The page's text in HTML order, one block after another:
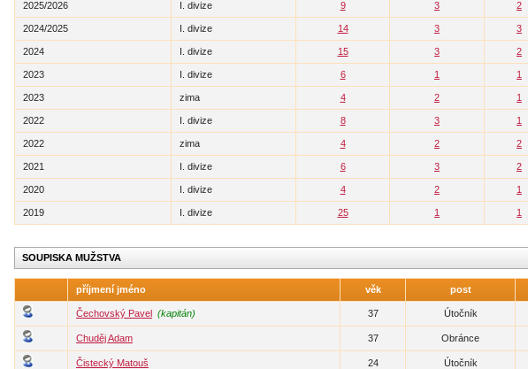
2025/2026 I. divize 9 3 2
2024/2025 I. divize 14 3 3
2024 I. divize 15 3 2
2023 I. divize 6 1 1
2023 zima 4 2 1
2022 I. divize 8 3 1
2022 zima 4 2 2
2021 I. divize 6 3 2
2020 I. divize 4 2 1
2019 I. divize 25 1 1
SOUPISKA MUŽSTVA
příjmení jméno věk post
Čechovský Pavel (kapitán) 37 Útočník
Chuděj Adam 37 Obránce
Čistecký Matouš 24 Útočník